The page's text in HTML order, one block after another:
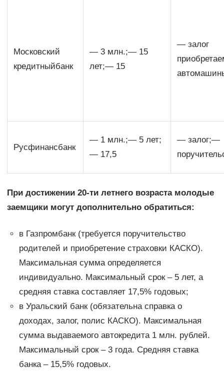
Московский
кредитныйбанк
— 3 млн.;— 15
лет;— 15
— залог
Русфинансбанк
— 1 млн.;— 5 лет;
— 17,5
— залог;—
При достижении 20-ти летнего возраста молодые
заемщики могут дополнительно обратиться:
в Газпромбанк (требуется поручительство
родителей и приобретение страховки КАСКО).
Максимальная сумма определяется
индивидуально. Максимальный срок – 5 лет, а
средняя ставка составляет 17,5% годовых;
в Уральский банк (обязательна справка о
доходах, залог, полис КАСКО). Максимальная
сумма выдаваемого автокредита 1 млн. рублей.
Максимальный срок – 3 года. Средняя ставка
банка – 15,5% годовых.